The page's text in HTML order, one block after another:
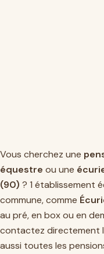
Vous cherchez une
équestre ou une
(90) ? 1 établissement
commune, comme
au pré, en box ou en
contactez directement
aussi toutes les